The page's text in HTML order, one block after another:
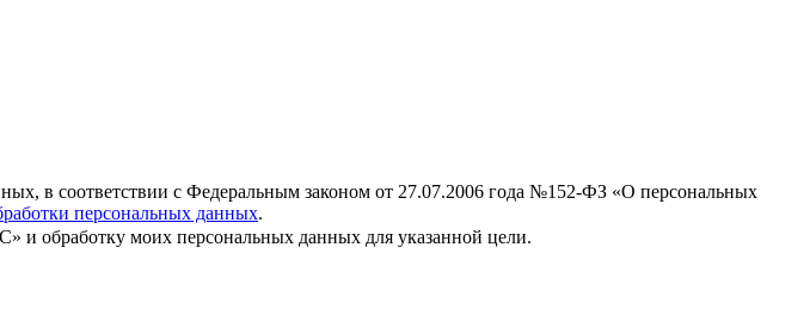
в соответствии с Федеральным законом от 27.07.2006 года №152-ФЗ «О персональных
персональных данных.
и обработку моих персональных данных для указанной цели.